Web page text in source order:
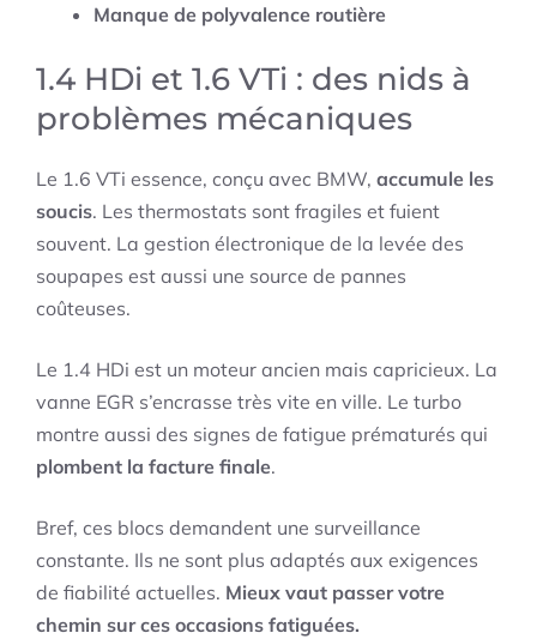
Manque de polyvalence routière
1.4 HDi et 1.6 VTi : des nids à
problèmes mécaniques
Le 1.6 VTi essence, conçu avec BMW, accumule les
soucis. Les thermostats sont fragiles et fuient
souvent. La gestion électronique de la levée des
soupapes est aussi une source de pannes
coûteuses.
Le 1.4 HDi est un moteur ancien mais capricieux. La
vanne EGR s’encrasse très vite en ville. Le turbo
montre aussi des signes de fatigue prématurés qui
plombent la facture finale.
Bref, ces blocs demandent une surveillance
constante. Ils ne sont plus adaptés aux exigences
de fiabilité actuelles. Mieux vaut passer votre
chemin sur ces occasions fatiguées.